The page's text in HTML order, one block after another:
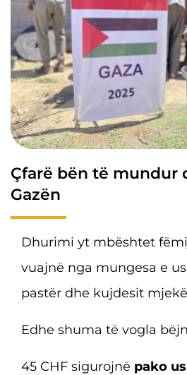
Çfarë bën të mundur
Gazën
Dhurimi yt mbështet
vuajnë nga mungesa e
pastër dhe kujdesit
Edhe shuma të vogla
45 CHF sigurojnë pako